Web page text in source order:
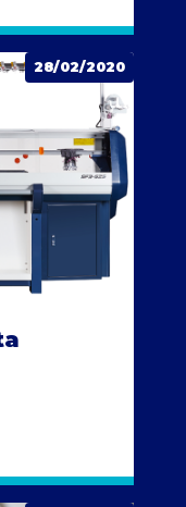
28/02/2020